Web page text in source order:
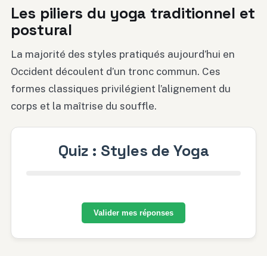
Les piliers du yoga traditionnel et
postural
La majorité des styles pratiqués aujourd’hui en
Occident découlent d’un tronc commun. Ces
formes classiques privilégient l’alignement du
corps et la maîtrise du souffle.
Quiz : Styles de Yoga
Valider mes réponses